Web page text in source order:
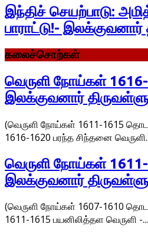
இந்திச் செயற்பாடு:
பாராட்டு!-
கலைச்சொற்கள்
வெருளி நோய்கள்
இலக்குவனார்
(வெருளி நோய்கள் 1611-1615
1616-1620 பரந்த சிந்தனை
வெருளி நோய்கள்
இலக்குவனார்
(வெருளி நோய்கள் 1607-1610
1611-1615 பயனிலித்தள வெருளி -...